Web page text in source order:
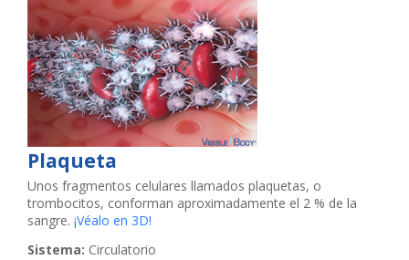
Plaqueta
Unos fragmentos celulares llamados plaquetas, o
trombocitos, conforman aproximadamente el 2 % de la
sangre. ¡Véalo en 3D!
Sistema: Circulatorio